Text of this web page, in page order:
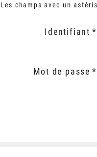
Les champs avec un
Identifiant
Mot de passe